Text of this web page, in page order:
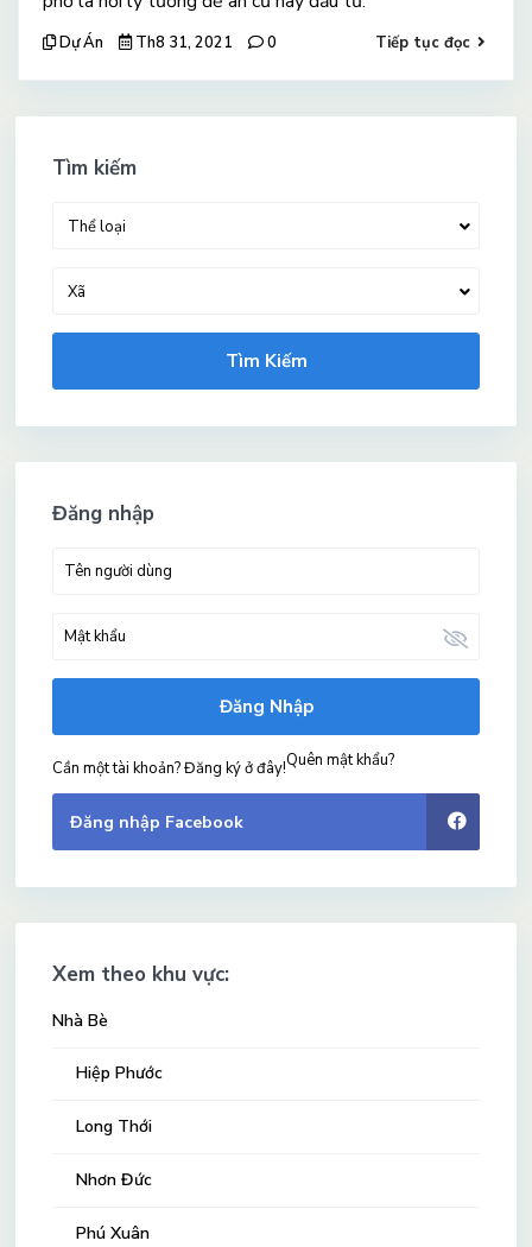
Dự Án Th8 31, 2021 0 Tiếp tục đọc
Tìm kiếm
Thể loại
Xã
Tìm Kiếm
Đăng nhập
Đăng Nhập
Cần một tài khoản? Đăng ký ở đây!Quên mật khẩu?
Đăng nhập Facebook
Xem theo khu vực:
Nhà Bè
Hiệp Phước
Long Thới
Nhơn Đức
Phú Xuân